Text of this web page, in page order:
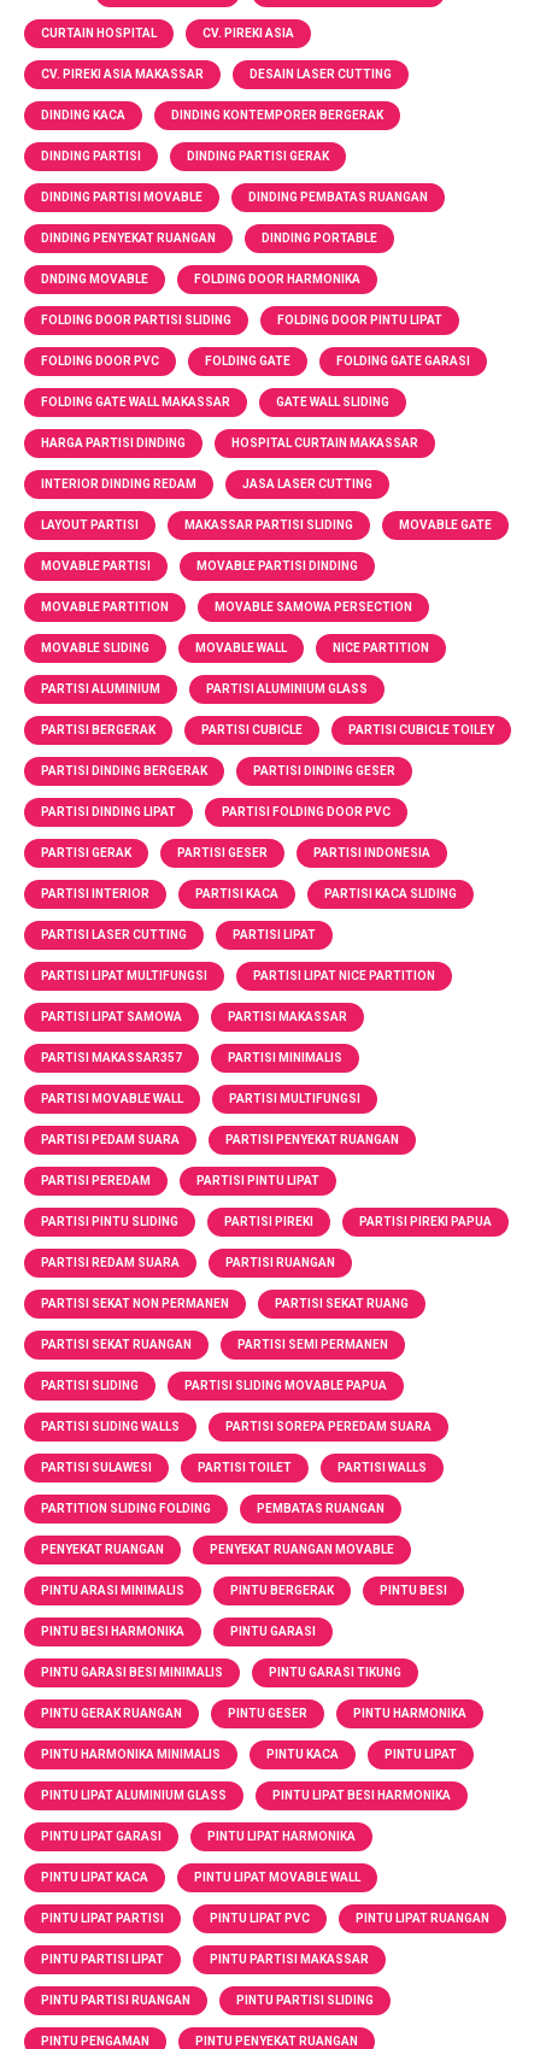
CURTAIN HOSPITAL CV. PIREKI ASIA
CV. PIREKI ASIA MAKASSAR DESAIN LASER CUTTING
DINDING KACA DINDING KONTEMPORER BERGERAK
DINDING PARTISI DINDING PARTISI GERAK
DINDING PARTISI MOVABLE DINDING PEMBATAS RUANGAN
DINDING PENYEKAT RUANGAN DINDING PORTABLE
DNDING MOVABLE FOLDING DOOR HARMONIKA
FOLDING DOOR PARTISI SLIDING FOLDING DOOR PINTU LIPAT
FOLDING DOOR PVC FOLDING GATE FOLDING GATE GARASI
FOLDING GATE WALL MAKASSAR GATE WALL SLIDING
HARGA PARTISI DINDING HOSPITAL CURTAIN MAKASSAR
INTERIOR DINDING REDAM JASA LASER CUTTING
LAYOUT PARTISI MAKASSAR PARTISI SLIDING MOVABLE GATE
MOVABLE PARTISI MOVABLE PARTISI DINDING
MOVABLE PARTITION MOVABLE SAMOWA PERSECTION
MOVABLE SLIDING MOVABLE WALL NICE PARTITION
PARTISI ALUMINIUM PARTISI ALUMINIUM GLASS
PARTISI BERGERAK PARTISI CUBICLE PARTISI CUBICLE TOILEY
PARTISI DINDING BERGERAK PARTISI DINDING GESER
PARTISI DINDING LIPAT PARTISI FOLDING DOOR PVC
PARTISI GERAK PARTISI GESER PARTISI INDONESIA
PARTISI INTERIOR PARTISI KACA PARTISI KACA SLIDING
PARTISI LASER CUTTING PARTISI LIPAT
PARTISI LIPAT MULTIFUNGSI PARTISI LIPAT NICE PARTITION
PARTISI LIPAT SAMOWA PARTISI MAKASSAR
PARTISI MAKASSAR357 PARTISI MINIMALIS
PARTISI MOVABLE WALL PARTISI MULTIFUNGSI
PARTISI PEDAM SUARA PARTISI PENYEKAT RUANGAN
PARTISI PEREDAM PARTISI PINTU LIPAT
PARTISI PINTU SLIDING PARTISI PIREKI PARTISI PIREKI PAPUA
PARTISI REDAM SUARA PARTISI RUANGAN
PARTISI SEKAT NON PERMANEN PARTISI SEKAT RUANG
PARTISI SEKAT RUANGAN PARTISI SEMI PERMANEN
PARTISI SLIDING PARTISI SLIDING MOVABLE PAPUA
PARTISI SLIDING WALLS PARTISI SOREPA PEREDAM SUARA
PARTISI SULAWESI PARTISI TOILET PARTISI WALLS
PARTITION SLIDING FOLDING PEMBATAS RUANGAN
PENYEKAT RUANGAN PENYEKAT RUANGAN MOVABLE
PINTU ARASI MINIMALIS PINTU BERGERAK PINTU BESI
PINTU BESI HARMONIKA PINTU GARASI
PINTU GARASI BESI MINIMALIS PINTU GARASI TIKUNG
PINTU GERAK RUANGAN PINTU GESER PINTU HARMONIKA
PINTU HARMONIKA MINIMALIS PINTU KACA PINTU LIPAT
PINTU LIPAT ALUMINIUM GLASS PINTU LIPAT BESI HARMONIKA
PINTU LIPAT GARASI PINTU LIPAT HARMONIKA
PINTU LIPAT KACA PINTU LIPAT MOVABLE WALL
PINTU LIPAT PARTISI PINTU LIPAT PVC PINTU LIPAT RUANGAN
PINTU PARTISI LIPAT PINTU PARTISI MAKASSAR
PINTU PARTISI RUANGAN PINTU PARTISI SLIDING
PINTU PENGAMAN PINTU PENYEKAT RUANGAN